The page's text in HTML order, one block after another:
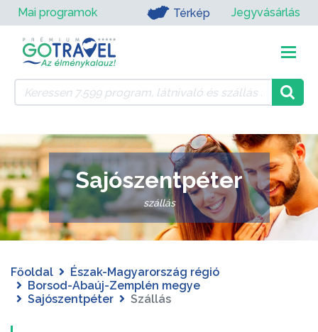
Mai programok Térkép Jegyvásárlás
Sajószentpéter
szállás
Főoldal
Észak-Magyarország régió
Borsod-Abaúj-Zemplén megye
Sajószentpéter
Szállás